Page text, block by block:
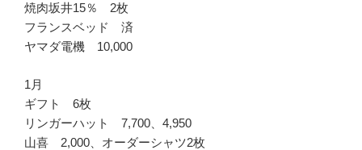
焼肉坂井15％ 2枚
フランスベッド 済
ヤマダ電機 10,000
1月
ギフト 6枚
リンガーハット 7,700、4,950
山喜 2,000、オーダーシャツ2枚